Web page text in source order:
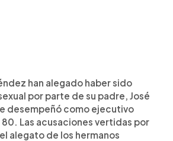
han alegado haber sido
por parte de su padre, José
desempeñó como ejecutivo
80. Las acusaciones vertidas por
alegato de los hermanos